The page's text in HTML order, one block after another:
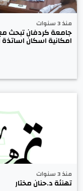
منذ 3 سنوات
جامعة كردفان تبحث
امكانية اسكان
منذ 3 سنوات
تهنئة د.حنان مختار